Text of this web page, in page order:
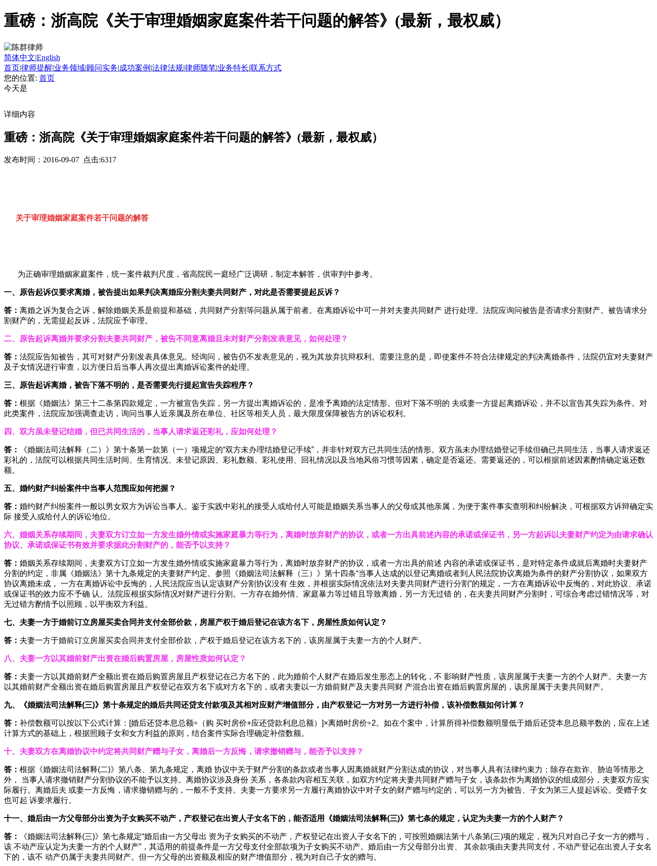
重磅：浙高院《关于审理婚姻家庭案件若干问题的解答》(最新，最权威）
简体中文|English
首页|律师提醒|业务领域|顾问实务|成功案例 |法律法规|律师随笔|业务特长|联系方式
您的位置: 首页
今天是
详细内容
重磅：浙高院《关于审理婚姻家庭案件若干问题的解答》(最新，最权威）
发布时间：2016-09-07 点击:6317
关于审理婚姻家庭案件若干问题的解答
为正确审理婚姻家庭案件，统一案件裁判尺度，省高院民一庭经广泛调研，制定本解答，供审判中参考。
一、原告起诉仅要求离婚，被告提出如果判决离婚应分割夫妻共同财产，对此是否需要提起反诉？
答： 离婚之诉为复合之诉，解除婚姻关系是前提和基础，共同财产分割等问题从属于前者。在离婚诉讼中可一并对夫妻共同财产 进行处理。法院应询问被告是否请求分割财产。被告请求分
割财产的，无需提起反诉，法院应予审理。
二、原告起诉离婚并要求分割夫妻共同财产，被告不同意离婚且未对财产分割发表意见，如何处理？
答： 法院应告知被告，其可对财产分割发表具体意见。经询问，被告仍不发表意见的，视为其放弃抗辩权利。需要注意的是，即使案件不符合法律规定的判决离婚条件，法院仍宜对夫妻财产
及子女情况进行审查，以方便日后当事人再次提出离婚诉讼案件的处理。
三、原告起诉离婚，被告下落不明的，是否需要先行提起宣告失踪程序？
答： 根据《婚姻法》第三十二条第四款规定，一方被宣告失踪，另一方提出离婚诉讼的，是准予离婚的法定情形。但对下落不明的 夫或妻一方提起离婚诉讼，并不以宣告其失踪为条件。对
此类案件，法院应加强调查走访，询问当事人近亲属及所在单位、社区等相关人员，最大限度保障被告方的诉讼权利。
四、双方虽未登记结婚，但已共同生活的，当事人请求返还彩礼，应如何处理？
答：
《婚姻法司法解释（二）》第十条第一款第（一）项规定的“双方未办理结婚登记手续”，并非针对双方已共同生活的情形。双方虽未办理结婚登记手续但确已共同生活，当事人请求返还
彩礼的，法院可以根据共同生活时间、生育情况、未登记原因、彩礼数额、彩礼使用、回礼情况以及当地风俗习惯等因素，确定是否返还。需要返还的，可以根据前述因素酌情确定返还数
额。
五、婚约财产纠纷案件中当事人范围应如何把握？
答： 婚约财产纠纷案件一般以男女双方为诉讼当事人。鉴于实践中彩礼的接受人或给付人可能是婚姻关系当事人的父母或其他亲属，为便于案件事实查明和纠纷解决，可根据双方诉辩确定实
际 接受人或给付人的诉讼地位。
六、婚姻关系存续期间，夫妻双方订立如一方发生婚外情或实施家庭暴力等行为，离婚时放弃财产的协议，或者一方出具前述内容的承诺或保证书，另一方起诉以夫妻财产约定为由请求确认
协议、承诺或保证书有效并要求据此分割财产的，能否予以支持？
答： 婚姻关系存续期间，夫妻双方订立如一方发生婚外情或实施家庭暴力等行为，离婚时放弃财产的协议，或者一方出具的前述 内容的承诺或保证书，是对特定条件成就后离婚时夫妻财产
分割的约定，非属《婚姻法》第十九条规定的夫妻财产约定。参照《婚姻法司法解释（三）》第十四条“当事人达成的以登记离婚或者到人民法院协议离婚为条件的财产分割协议，如果双方
协议离婚未成， 一方在离婚诉讼中反悔的，人民法院应当认定该财产分割协议没有 生效，并根据实际情况依法对夫妻共同财产进行分割”的规定，一方在离婚诉讼中反悔的，对此协议、承诺
或保证书的效力应不予确 认。法院应根据实际情况对财产进行分割。一方存在婚外情、家庭暴力等过错且导致离婚，另一方无过错 的，在夫妻共同财产分割时，可综合考虑过错情况等，对
无过错方酌情予以照顾，以平衡双方利益。
七、夫妻一方于婚前订立房屋买卖合同并支付全部价款，房屋产权于婚后登记在该方名下，房屋性质如何认定？
答： 夫妻一方于婚前订立房屋买卖合同并支付全部价款，产权于婚后登记在该方名下的，该房屋属于夫妻一方的个人财产。
八、夫妻一方以其婚前财产出资在婚后购置房屋，房屋性质如何认定？
答： 夫妻一方以其婚前财产全额出资在婚后购置房屋且产权登记在己方名下的，此为婚前个人财产在婚后发生形态上的转化，不 影响财产性质，该房屋属于夫妻一方的个人财产。夫妻一方
以其婚前财产全额出资在婚后购置房屋且产权登记在双方名下或对方名下的，或者夫妻以一方婚前财产及夫妻共同财 产混合出资在婚后购置房屋的，该房屋属于夫妻共同财产。
九、《婚姻法司法解释(三)》第十条规定的婚后共同还贷支付款项及其相对应财产增值部分，由产权登记一方对另一方进行补偿，该补偿数额如何计算？
答： 补偿数额可以按以下公式计算：[婚后还贷本息总额÷（购 买时房价+应还贷款利息总额）]×离婚时房价÷2。如在个案中，计算所得补偿数额明显低于婚后还贷本息总额半数的，应在上述
计算方式的基础上，根据照顾子女和女方利益的原则，结合案件实际合理确定补偿数额。
十、夫妻双方在离婚协议中约定将共同财产赠与子女，离婚后一方反悔，请求撤销赠与，能否予以支持？
答： 根据《婚姻法司法解释(二)》第八条、第九条规定，离婚 协议中关于财产分割的条款或者当事人因离婚就财产分割达成的协议，对当事人具有法律约束力；除存在欺诈、胁迫等情形之
外， 当事人请求撤销财产分割协议的不能予以支持。离婚协议涉及身份 关系，各条款内容相互关联，如双方约定将夫妻共同财产赠与子女，该条款作为离婚协议的组成部分，夫妻双方应实
际履行。离婚后夫 或妻一方反悔，请求撤销赠与的，一般不予支持。夫妻一方要求另一方履行离婚协议中对子女的财产赠与约定的，可以另一方为被告、子女为第三人提起诉讼。受赠子女
也可起 诉要求履行。
十一、婚后由一方父母部分出资为子女购买不动产，产权登记在出资人子女名下的，能否适用《婚姻法司法解释(三)》第七条的规定，认定为夫妻一方的个人财产？
答：
《婚姻法司法解释(三)》第七条规定“婚后由一方父母出 资为子女购买的不动产，产权登记在出资人子女名下的，可按照婚姻法第十八条第(三)项的规定，视为只对自己子女一方的赠与，
该 不动产应认定为夫妻一方的个人财产”，其适用的前提条件是一方父母支付全部款项为子女购买不动产。婚后由一方父母部分出资、 其余款项由夫妻共同支付，不动产登记在出资人子女名
下的，该不 动产仍属于夫妻共同财产。但一方父母的出资额及相应的财产增值部分，视为对自己子女的赠与。